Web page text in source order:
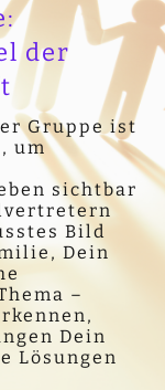
der
Gruppe ist
um
sichtbar
Bild
Dein
–
Dein
Lösungen